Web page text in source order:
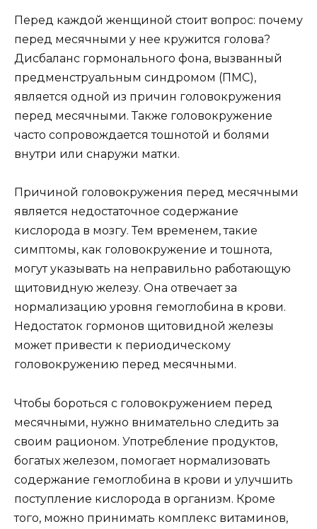
Перед каждой женщиной стоит вопрос: почему
перед месячными у нее кружится голова?
Дисбаланс гормонального фона, вызванный
предменструальным синдромом (ПМС),
является одной из причин головокружения
перед месячными. Также головокружение
часто сопровождается тошнотой и болями
внутри или снаружи матки.
Причиной головокружения перед месячными
является недостаточное содержание
кислорода в мозгу. Тем временем, такие
симптомы, как головокружение и тошнота,
могут указывать на неправильно работающую
щитовидную железу. Она отвечает за
нормализацию уровня гемоглобина в крови.
Недостаток гормонов щитовидной железы
может привести к периодическому
головокружению перед месячными.
Чтобы бороться с головокружением перед
месячными, нужно внимательно следить за
своим рационом. Употребление продуктов,
богатых железом, помогает нормализовать
содержание гемоглобина в крови и улучшить
поступление кислорода в организм. Кроме
того, можно принимать комплекс витаминов,